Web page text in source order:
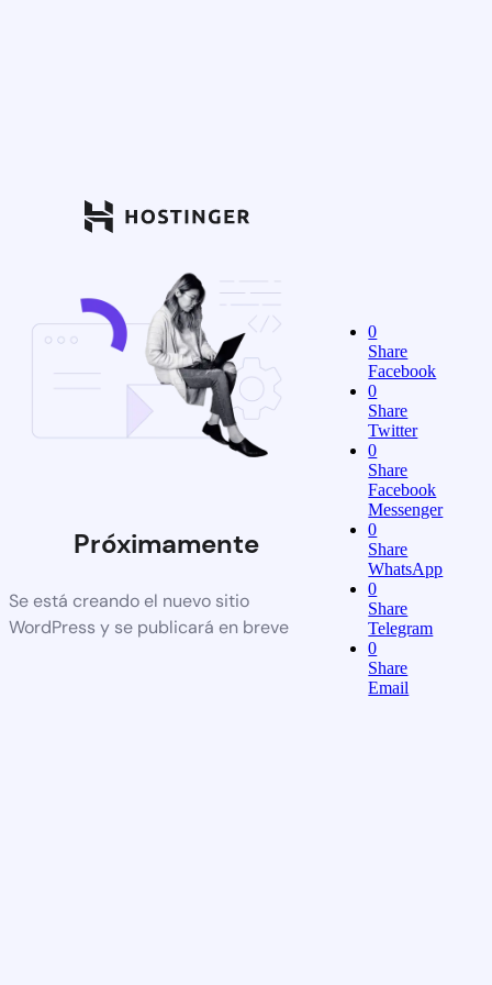
Próximamente
Se está creando el nuevo sitio
WordPress y se publicará en breve
0
Share
Facebook
0
Share
Twitter
0
Share
Facebook
Messenger
0
Share
WhatsApp
0
Share
Telegram
0
Share
Email